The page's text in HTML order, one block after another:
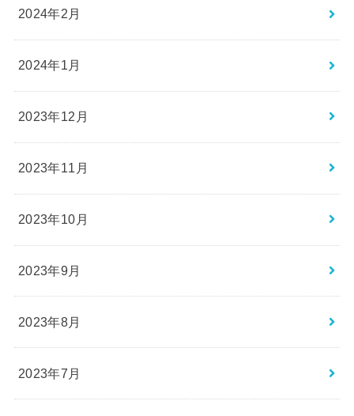
2024年2月
2024年1月
2023年12月
2023年11月
2023年10月
2023年9月
2023年8月
2023年7月